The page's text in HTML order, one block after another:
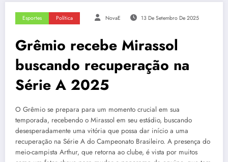
Esportes Política NovaE 13 De Setembro De 2025
Grêmio recebe Mirassol
buscando recuperação na
Série A 2025
O Grêmio se prepara para um momento crucial em sua
temporada, recebendo o Mirassol em seu estádio, buscando
desesperadamente uma vitória que possa dar início a uma
recuperação na Série A do Campeonato Brasileiro. A presença do
meio-campista Arthur, que retorna ao clube, é vista por muitos